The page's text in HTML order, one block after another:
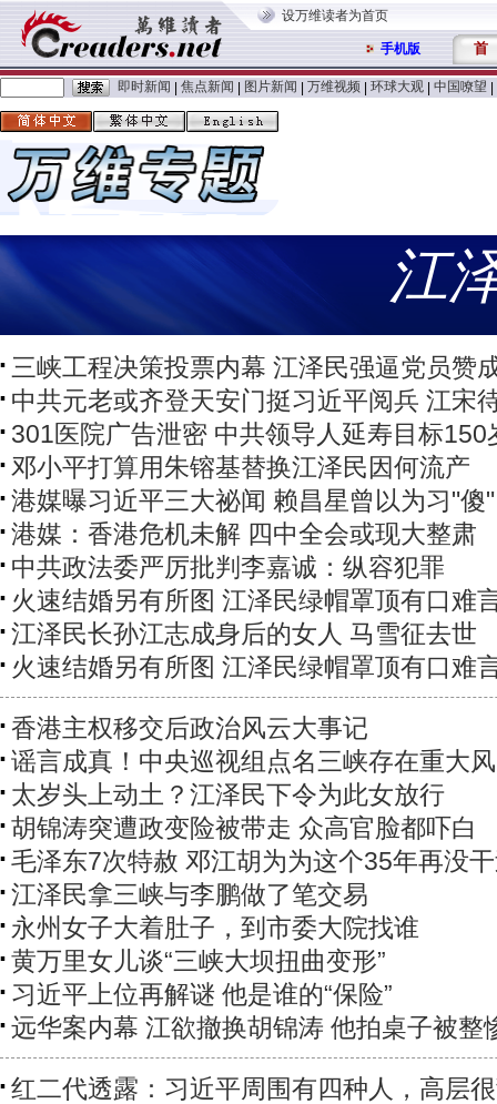
设万维读者为首页
手机版 首
即时新闻 焦点新闻 图片新闻 万维视频 环球大观 中国嘹望
江
三峡工程决策投票内幕 江泽民强逼党员赞
中共元老或齐登天安门挺习近平阅兵 江宋
301医院广告泄密 中共领导人延寿目标150
邓小平打算用朱镕基替换江泽民因何流产
港媒曝习近平三大祕闻 赖昌星曾以为习"傻"
港媒：香港危机未解 四中全会或现大整肃
中共政法委严厉批判李嘉诚：纵容犯罪
火速结婚另有所图 江泽民绿帽罩顶有口难
江泽民长孙江志成身后的女人 马雪征去世
火速结婚另有所图 江泽民绿帽罩顶有口难
香港主权移交后政治风云大事记
谣言成真！中央巡视组点名三峡存在重大
太岁头上动土？江泽民下令为此女放行
胡锦涛突遭政变险被带走 众高官脸都吓白
毛泽东7次特赦 邓江胡为为这个35年再没
江泽民拿三峡与李鹏做了笔交易
永州女子大着肚子，到市委大院找谁
黄万里女儿谈“三峡大坝扭曲变形”
习近平上位再解谜 他是谁的“保险”
远华案内幕 江欲撤换胡锦涛 他拍桌子被整
红二代透露：习近平周围有四种人，高层